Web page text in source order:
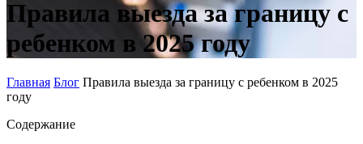
Правила выезда за границу с
ребенком в 2025 году
Главная Блог Правила выезда за границу с ребенком в 2025
году
Содержание